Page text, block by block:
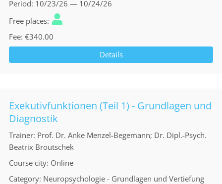
Period 10/23/26 — 10/24/26
Free places
Fee €340.00
Details
Exekutivfunktionen (Teil 1) - Grundlagen und
Diagnostik
Trainer Prof. Dr. Anke Menzel-Begemann; Dr. Dipl.-Psych.
Beatrix Broutschek
Course city Online
Category Neuropsychologie - Grundlagen und Vertiefung